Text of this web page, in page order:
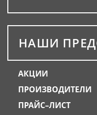
НАШИ
АКЦИИ
ПРОИЗВОДИТЕЛИ
ПРАЙС–ЛИСТ